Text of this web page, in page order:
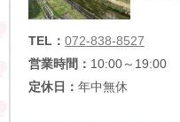
TEL： 072-838-8527
営業時間： 10:00～19:00
定休日： 年中無休